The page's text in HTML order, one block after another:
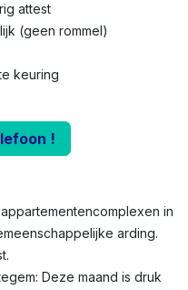
attest
(geen rommel)
keuring
!
in
arding.
Deze maand is druk